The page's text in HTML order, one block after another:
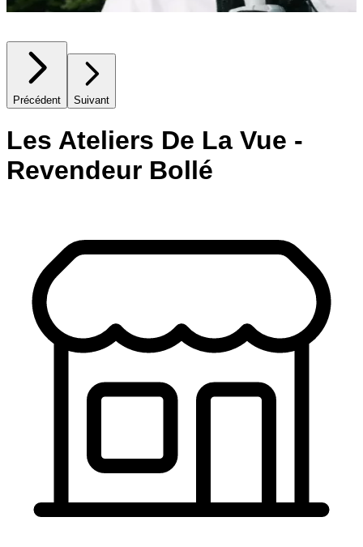
Précédent Suivant
Les Ateliers De La Vue -
Revendeur Bollé